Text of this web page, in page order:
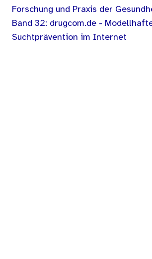
Forschung und Praxis der
Band 32: drugcom.de -
Suchtprävention im Internet